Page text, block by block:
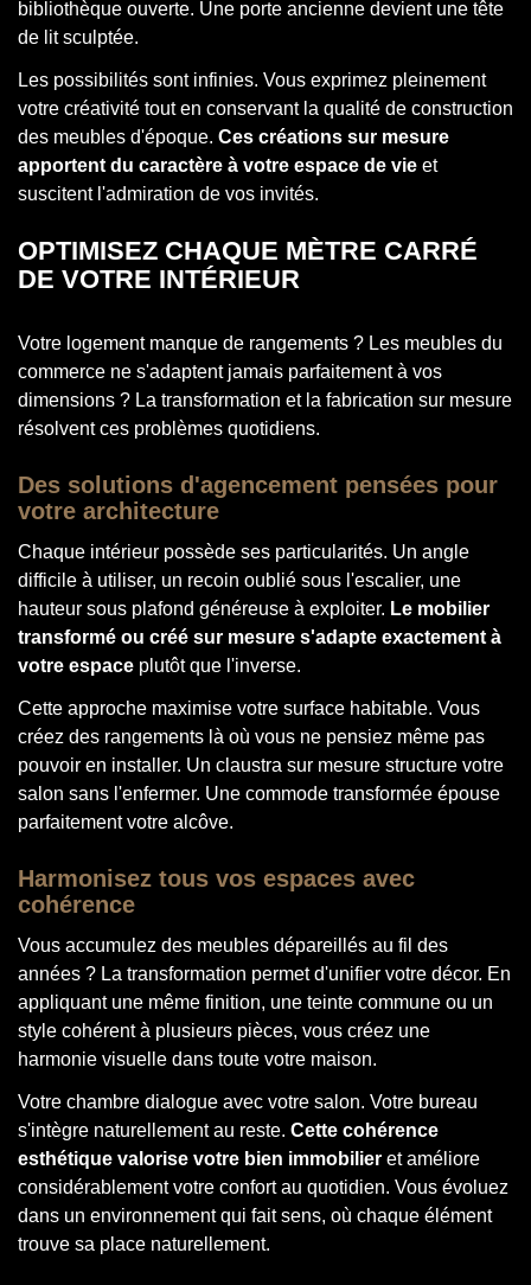
bibliothèque ouverte. Une porte ancienne devient une tête
de lit sculptée.
Les possibilités sont infinies. Vous exprimez pleinement
votre créativité tout en conservant la qualité de construction
des meubles d'époque. Ces créations sur mesure
apportent du caractère à votre espace de vie et
suscitent l'admiration de vos invités.
OPTIMISEZ CHAQUE MÈTRE CARRÉ
DE VOTRE INTÉRIEUR
Votre logement manque de rangements ? Les meubles du
commerce ne s'adaptent jamais parfaitement à vos
dimensions ? La transformation et la fabrication sur mesure
résolvent ces problèmes quotidiens.
Des solutions d'agencement pensées pour
votre architecture
Chaque intérieur possède ses particularités. Un angle
difficile à utiliser, un recoin oublié sous l'escalier, une
hauteur sous plafond généreuse à exploiter. Le mobilier
transformé ou créé sur mesure s'adapte exactement à
votre espace plutôt que l'inverse.
Cette approche maximise votre surface habitable. Vous
créez des rangements là où vous ne pensiez même pas
pouvoir en installer. Un claustra sur mesure structure votre
salon sans l'enfermer. Une commode transformée épouse
parfaitement votre alcôve.
Harmonisez tous vos espaces avec
cohérence
Vous accumulez des meubles dépareillés au fil des
années ? La transformation permet d'unifier votre décor. En
appliquant une même finition, une teinte commune ou un
style cohérent à plusieurs pièces, vous créez une
harmonie visuelle dans toute votre maison.
Votre chambre dialogue avec votre salon. Votre bureau
s'intègre naturellement au reste. Cette cohérence
esthétique valorise votre bien immobilier et améliore
considérablement votre confort au quotidien. Vous évoluez
dans un environnement qui fait sens, où chaque élément
trouve sa place naturellement.